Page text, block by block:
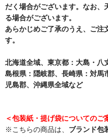
だく場合がございます。なお、
る場合がございます。
あらかじめご了承のうえ、ご注
す。
北海道全域、東京都：大島・八
島根県：隠岐郡、長崎県：対馬
児島郡、沖縄県全域など
＜包装紙・提げ袋についてのご
※こちらの商品は、 ブランド包